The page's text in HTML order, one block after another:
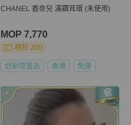
CHANEL 香奈兒 滿鑽耳環 (未使用)
MOP 7,770
現折 200
近新閒置品 香港 免運